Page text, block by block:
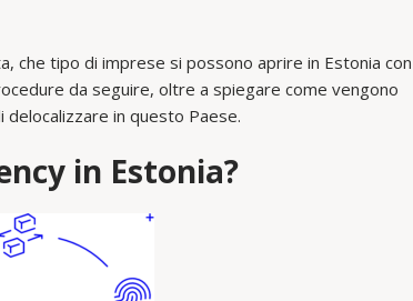
che tipo di imprese si possono aprire in Estonia con
da seguire, oltre a spiegare come vengono
in questo Paese.
in Estonia?